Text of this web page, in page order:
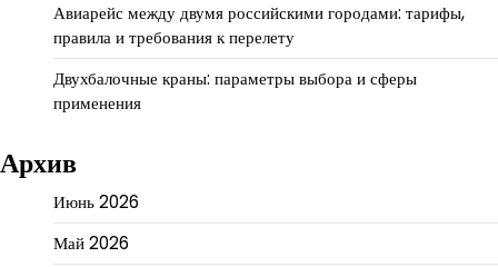
Авиарейс между двумя российскими городами: тарифы,
правила и требования к перелету
Двухбалочные краны: параметры выбора и сферы
применения
Архив
Июнь 2026
Май 2026